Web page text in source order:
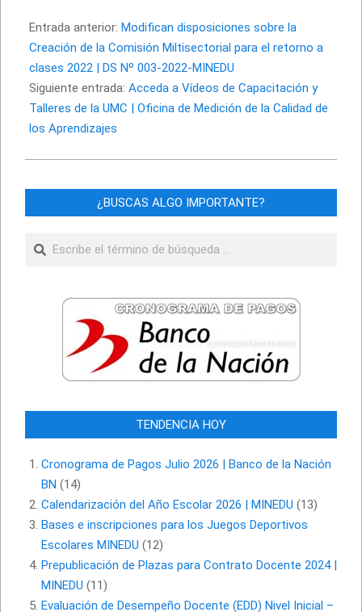
01-
26
Entrada anterior: Modifican disposiciones sobre la
Creación de la Comisión Miltisectorial para el retorno a
clases 2022 | DS Nº 003-2022-MINEDU
Siguiente entrada: Acceda a Vídeos de Capacitación y
Talleres de la UMC | Oficina de Medición de la Calidad de
los Aprendizajes
¿BUSCAS ALGO IMPORTANTE?
Buscar
TENDENCIA HOY
Cronograma de Pagos Julio 2026 | Banco de la Nación
BN (14)
Calendarización del Año Escolar 2026 | MINEDU (13)
Bases e inscripciones para los Juegos Deportivos
Escolares MINEDU (12)
Prepublicación de Plazas para Contrato Docente 2024 |
MINEDU (11)
Evaluación de Desempeño Docente (EDD) Nivel Inicial –